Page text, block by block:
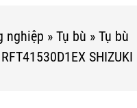
nghiệp » Tụ bù » Tụ bù
SHIZUKI